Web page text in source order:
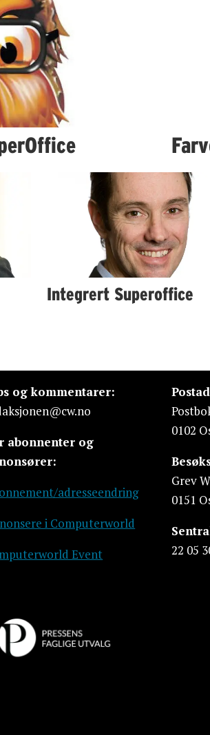
Integrert Superoffice
og kommentarer:
abonnenter og
adresseendring
i Computerworld
Event
0102
Grev
0151
22 05